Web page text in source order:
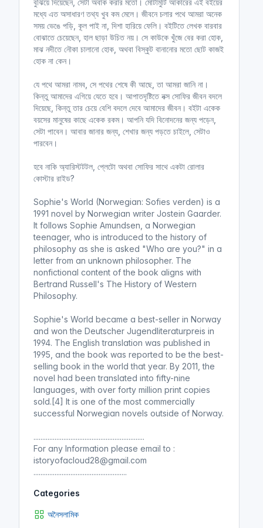
বুঝিয়ে দিয়েছেন, সেটা অবাক করার মতো। মোটামুটি আকারের এই বইয়ের
মধ্যে এত অসাধারণ তথ্য খুব কম মেলে। জীবনে চলার পথে আমরা অনেক
সময় ভেঙে পড়ি, কূল পাই না, দিশা হারিয়ে ফেলি। বইটিতে লেখক বারবার
বোঝাতে চেয়েছেন, হাল ছাড়া উচিত নয়। সে কাউকে খুঁজে বের করা হোক,
মাঝ নদীতে নৌকা চালানো হোক, অথবা বিস্কুট বানানোর মতো ছোট কাজই
হোক না কেন।
যে পথে আমরা নামব, সে পথের শেষে কী আছে, তা আমরা জানি না।
কিন্তু আমাদের এগিয়ে যেতে হবে। আপাতদৃষ্টিতে নক্স সোফির জীবন বদলে
দিয়েছে, কিন্তু তার চেয়ে বেশি বদলে দেবে আমাদের জীবন। বইটা একেক
বয়সের মানুষের কাছে একেক রকম। আপনি যদি বিনোদনের জন্য পড়েন,
সেটা পাবেন। আবার জানার জন্য, শেখার জন্য পড়তে চাইলে, সেটাও
পারবেন।
হবে নাকি অ্যারিস্টটটল, প্লেটো অথবা সোফির সাথে একটা রোলার
কোস্টার রাইড?
Sophie's World (Norwegian: Sofies verden) is a
1991 novel by Norwegian writer Jostein Gaarder.
It follows Sophie Amundsen, a Norwegian
teenager, who is introduced to the history of
philosophy as she is asked "Who are you?" in a
letter from an unknown philosopher. The
nonfictional content of the book aligns with
Bertrand Russell's The History of Western
Philosophy.
Sophie's World became a best-seller in Norway
and won the Deutscher Jugendliteraturpreis in
1994. The English translation was published in
1995, and the book was reported to be the best-
selling book in the world that year. By 2011, the
novel had been translated into fifty-nine
languages, with over forty million print copies
sold.[4] It is one of the most commercially
successful Norwegian novels outside of Norway.
...............................................................
For any Information please email to :
istoryofacloud28@gmail.com
.....................................................
Categories
অনৈসলামিক